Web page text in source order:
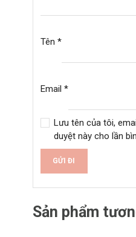
Tên *
Email *
Lưu tên của tôi,
duyệt này cho lần
A
t
Sản phẩm